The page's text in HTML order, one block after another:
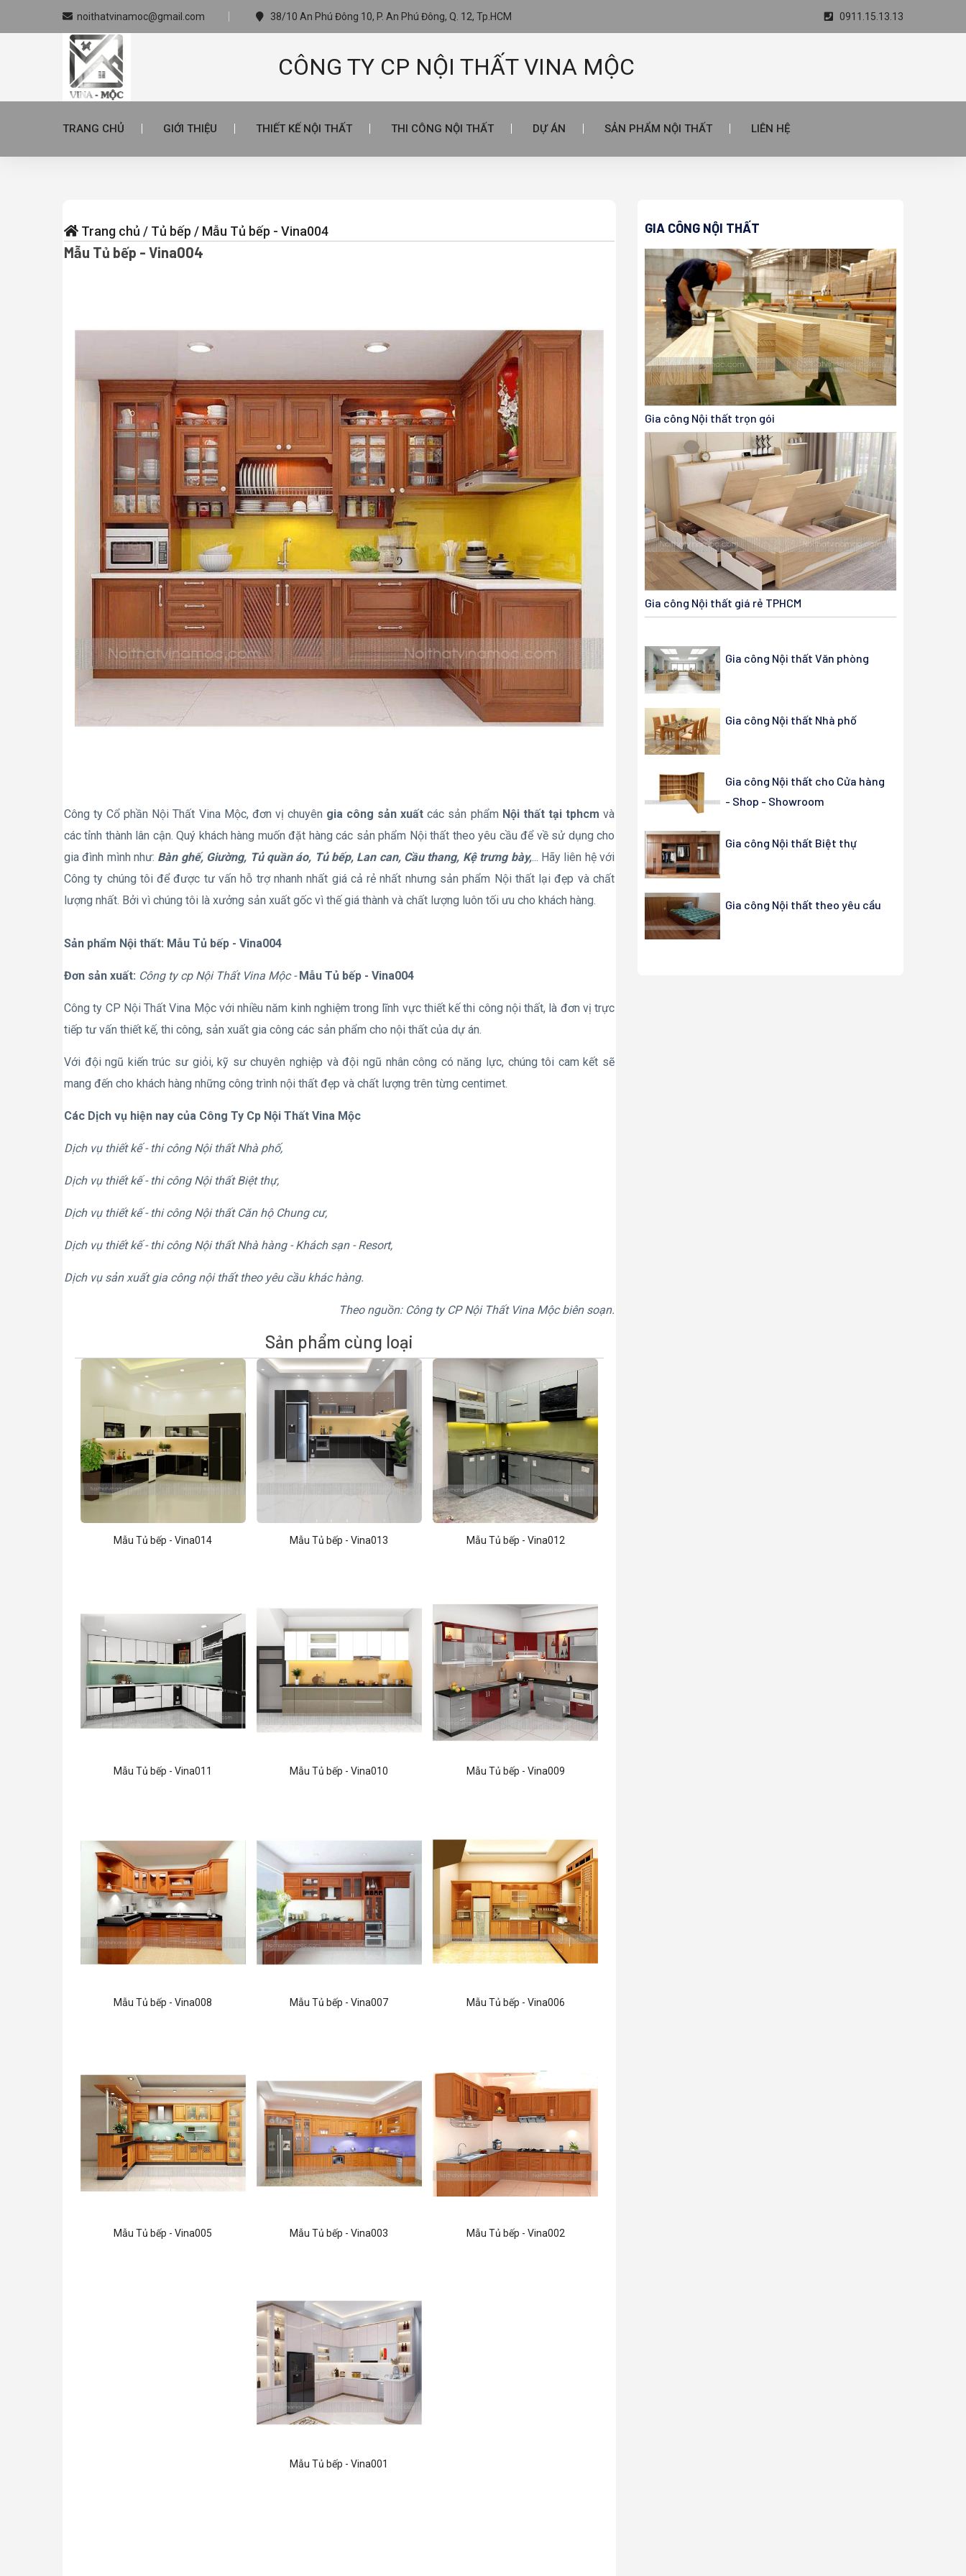
noithatvinamoc@gmail.com 38/10 An Phú Đông 10, P. An Phú Đông, Q. 12, Tp.HCM 0911.15.13.13
CÔNG TY CP NỘI THẤT VINA MỘC
TRANG CHỦ GIỚI THIỆU THIẾT KẾ NỘI THẤT THI CÔNG NỘI THẤT DỰ ÁN SẢN PHẨM NỘI THẤT LIÊN HỆ
Trang chủ / Tủ bếp / Mẫu Tủ bếp - Vina004
Mẫu Tủ bếp - Vina004
Công ty Cổ phần Nội Thất Vina Mộc, đơn vị chuyên gia công sản xuất các sản phẩm Nội thất tại tphcm và
các tỉnh thành lân cận. Quý khách hàng muốn đặt hàng các sản phẩm Nội thất theo yêu cầu để về sử dụng cho
gia đình mình như: Bàn ghế, Giường, Tủ quần áo, Tủ bếp, Lan can, Cầu thang, Kệ trưng bày,... Hãy liên hệ với
Công ty chúng tôi để được tư vấn hỗ trợ nhanh nhất giá cả rẻ nhất nhưng sản phẩm Nội thất lại đẹp và chất
lượng nhất. Bởi vì chúng tôi là xưởng sản xuất gốc vì thế giá thành và chất lượng luôn tối ưu cho khách hàng.
Sản phẩm Nội thất: Mẫu Tủ bếp - Vina004
Đơn sản xuất: Công ty cp Nội Thất Vina Mộc -Mẫu Tủ bếp - Vina004
Công ty CP Nội Thất Vina Mộc với nhiều năm kinh nghiệm trong lĩnh vực thiết kế thi công nội thất, là đơn vị trực
tiếp tư vấn thiết kế, thi công, sản xuất gia công các sản phẩm cho nội thất của dự án.
Với đội ngũ kiến trúc sư giỏi, kỹ sư chuyên nghiệp và đội ngũ nhân công có năng lực, chúng tôi cam kết sẽ
mang đến cho khách hàng những công trình nội thất đẹp và chất lượng trên từng centimet.
Các Dịch vụ hiện nay của Công Ty Cp Nội Thất Vina Mộc
Dịch vụ thiết kế - thi công Nội thất Nhà phố,
Dịch vụ thiết kế - thi công Nội thất Biệt thự,
Dịch vụ thiết kế - thi công Nội thất Căn hộ Chung cư,
Dịch vụ thiết kế - thi công Nội thất Nhà hàng - Khách sạn - Resort,
Dịch vụ sản xuất gia công nội thất theo yêu cầu khác hàng.
Theo nguồn: Công ty CP Nội Thất Vina Mộc biên soạn.
Sản phẩm cùng loại
Mẫu Tủ bếp - Vina014 Mẫu Tủ bếp - Vina013 Mẫu Tủ bếp - Vina012
Mẫu Tủ bếp - Vina011 Mẫu Tủ bếp - Vina010 Mẫu Tủ bếp - Vina009
Mẫu Tủ bếp - Vina008 Mẫu Tủ bếp - Vina007 Mẫu Tủ bếp - Vina006
Mẫu Tủ bếp - Vina005 Mẫu Tủ bếp - Vina003 Mẫu Tủ bếp - Vina002
Mẫu Tủ bếp - Vina001
GIA CÔNG NỘI THẤT
Gia công Nội thất trọn gói
Gia công Nội thất giá rẻ TPHCM
Gia công Nội thất Văn phòng
Gia công Nội thất Nhà phố
Gia công Nội thất cho Cửa hàng
- Shop - Showroom
Gia công Nội thất Biệt thự
Gia công Nội thất theo yêu cầu